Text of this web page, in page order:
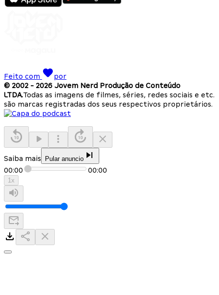
Feito com
por
© 2002 - 2026 Jovem Nerd Produção de Conteúdo
LTDA.Todas as imagens de filmes, séries, redes sociais e etc.
são marcas registradas dos seus respectivos proprietários.
Saiba mais Pular anuncio
00:00 00:00
1x